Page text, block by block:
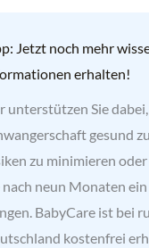
Jetzt noch mehr
erhalten!
unterstützen Sie
gesund
zu minimieren
nach neun Monaten
BabyCare ist bei
kostenfrei